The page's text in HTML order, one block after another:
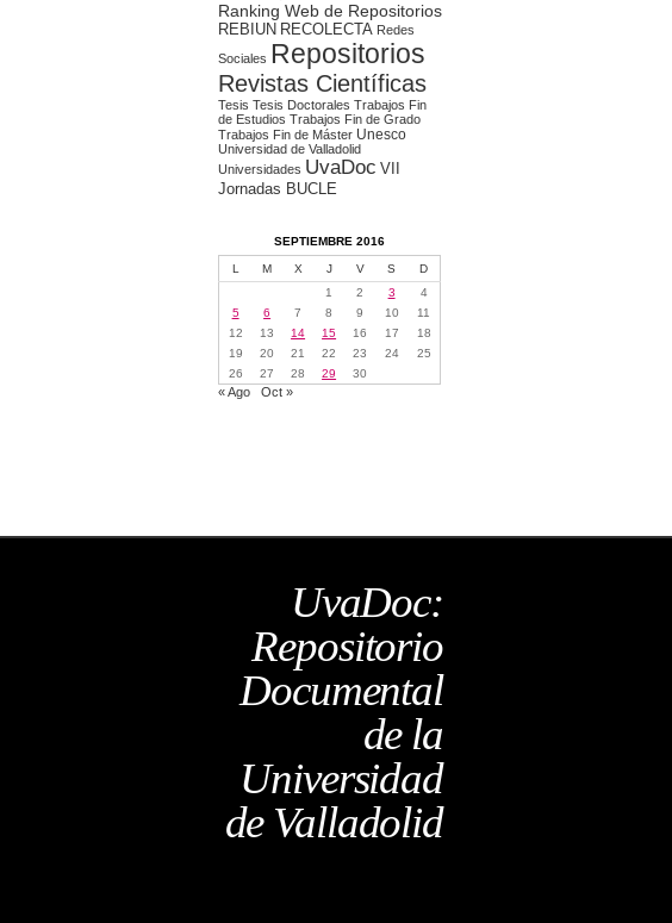
Ranking Web de Repositorios
REBIUN RECOLECTA Redes
Sociales Repositorios
Revistas Científicas
Tesis Tesis Doctorales Trabajos Fin
de Estudios Trabajos Fin de Grado
Trabajos Fin de Máster Unesco
Universidad de Valladolid
Universidades UvaDoc VII
Jornadas BUCLE
SEPTIEMBRE 2016
L M X J V S
D
1
2 3
4
5
6 7 8 9 10
11
12
13 14 15 16 17
18
19
20 21 22 23 24
25
26
27 28 29 30
« Ago Oct »
UvaDoc:
Repositorio
Documental
de la
Universidad
de Valladolid